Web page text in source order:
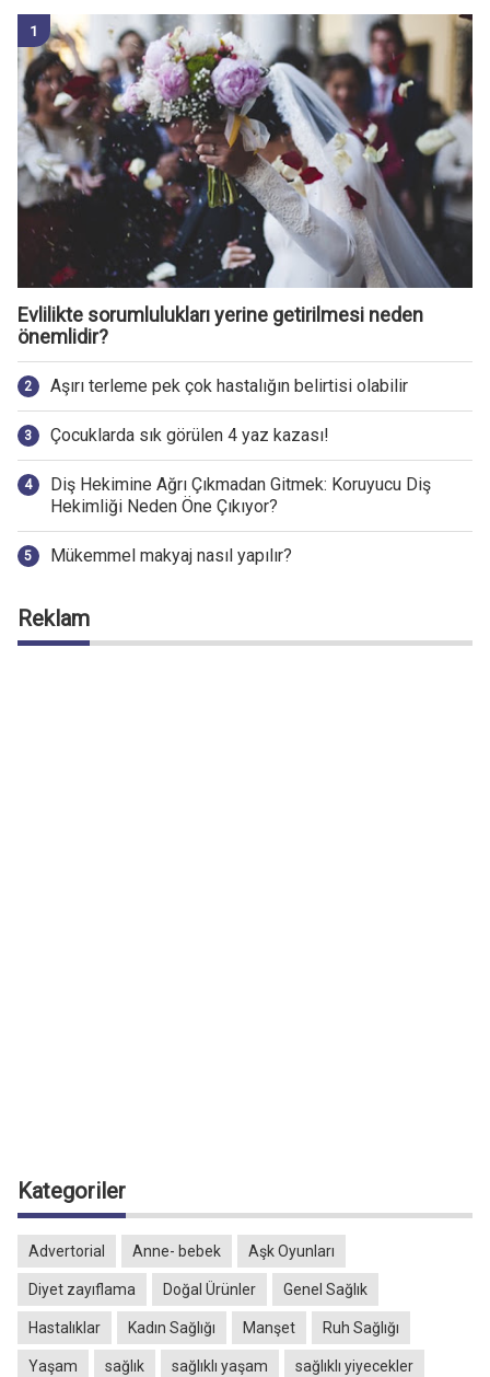
Evlilikte sorumlulukları yerine getirilmesi neden
önemlidir?
Aşırı terleme pek çok hastalığın belirtisi olabilir
Çocuklarda sık görülen 4 yaz kazası!
Diş Hekimine Ağrı Çıkmadan Gitmek: Koruyucu Diş
Hekimliği Neden Öne Çıkıyor?
Mükemmel makyaj nasıl yapılır?
Reklam
Kategoriler
Advertorial Anne- bebek Aşk Oyunları
Diyet zayıflama Doğal Ürünler Genel Sağlık
Hastalıklar Kadın Sağlığı Manşet Ruh Sağlığı
Yaşam sağlık sağlıklı yaşam sağlıklı yiyecekler